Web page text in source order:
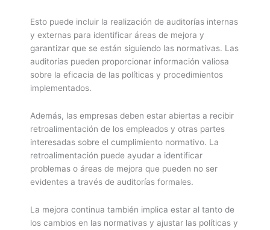
Esto puede incluir la realización de auditorías internas
y externas para identificar áreas de mejora y
garantizar que se están siguiendo las normativas. Las
auditorías pueden proporcionar información valiosa
sobre la eficacia de las políticas y procedimientos
implementados.
Además, las empresas deben estar abiertas a recibir
retroalimentación de los empleados y otras partes
interesadas sobre el cumplimiento normativo. La
retroalimentación puede ayudar a identificar
problemas o áreas de mejora que pueden no ser
evidentes a través de auditorías formales.
La mejora continua también implica estar al tanto de
los cambios en las normativas y ajustar las políticas y